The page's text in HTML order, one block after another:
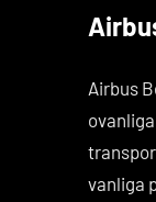
Airbus
vanliga